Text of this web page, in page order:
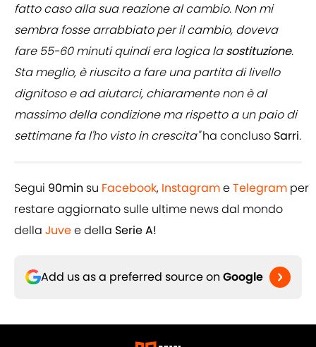
fatto caso alla sua reazione al cambio. Non mi
sembra fosse arrabbiato per il cambio, doveva
fare 55-60 minuti quindi era logica lasostituzione.
Sta meglio, è riuscito a fare una partita di livello
dignitoso e ad aiutarci, chiaramente non è al
massimo della condizione ma rispetto a un paio di
settimane fa l'ho visto in crescita"ha concluso Sarri.
Segui 90min su Facebook, InstagrameTelegram per
restare aggiornato sulle ultime news dal mondo
della Juvee della Serie A!
Add us as a preferred source on Google